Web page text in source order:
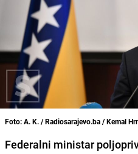
Foto: A. K. / Radiosarajevo.ba / Kemal
Federalni ministar